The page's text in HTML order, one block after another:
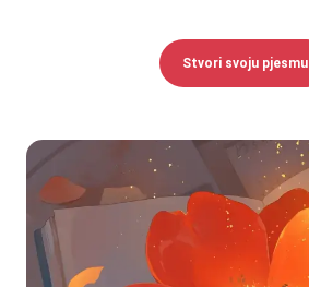
Stvori svoju pjesmu